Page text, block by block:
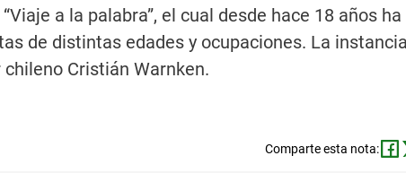
a la palabra”, el cual desde hace 18 años
de distintas edades y ocupaciones. La
Cristián Warnken.
Comparte esta nota: